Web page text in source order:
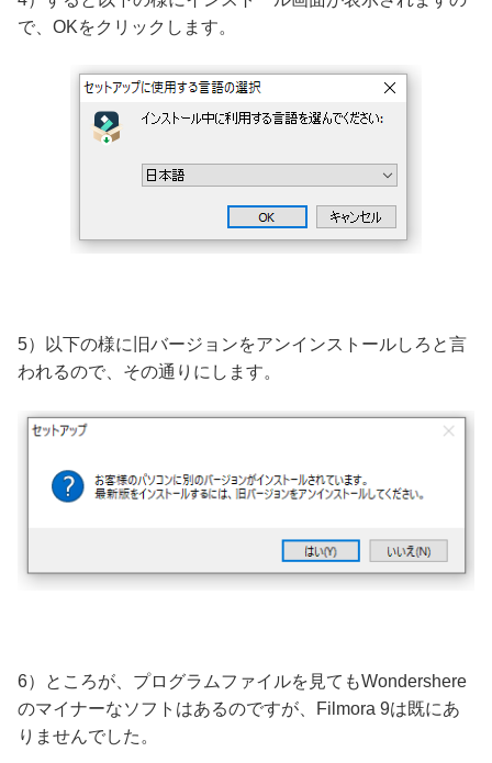
で、OKをクリックします。
5）以下の様に旧バージョンをアンインストールしろと言
われるので、その通りにします。
6）ところが、プログラムファイルを見てもWondershere
のマイナーなソフトはあるのですが、Filmora 9は既にあ
りませんでした。